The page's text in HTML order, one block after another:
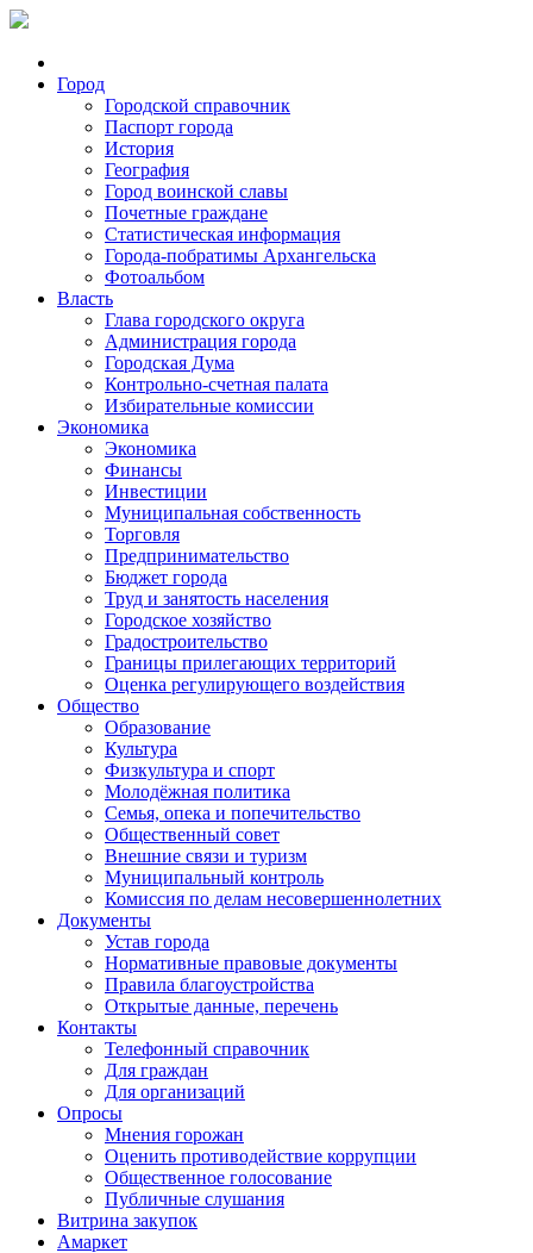
Город
Городской справочник
Паспорт города
История
География
Город воинской славы
Почетные граждане
Статистическая информация
Города-побратимы Архангельска
Фотоальбом
Власть
Глава городского округа
Администрация города
Городская Дума
Контрольно-счетная палата
Избирательные комиссии
Экономика
Экономика
Финансы
Инвестиции
Муниципальная собственность
Торговля
Предпринимательство
Бюджет города
Труд и занятость населения
Городское хозяйство
Градостроительство
Границы прилегающих территорий
Оценка регулирующего воздействия
Общество
Образование
Культура
Физкультура и спорт
Молодёжная политика
Семья, опека и попечительство
Общественный совет
Внешние связи и туризм
Муниципальный контроль
Комиссия по делам несовершеннолетних
Документы
Устав города
Нормативные правовые документы
Правила благоустройства
Открытые данные, перечень
Контакты
Телефонный справочник
Для граждан
Для организаций
Опросы
Мнения горожан
Оценить противодействие коррупции
Общественное голосование
Публичные слушания
Витрина закупок
Амаркет